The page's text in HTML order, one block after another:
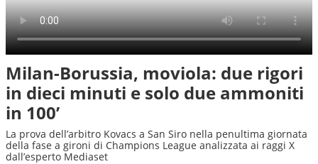
Milan-Borussia, moviola: due rigori
in dieci minuti e solo due ammoniti
in 100’
La prova dell’arbitro Kovacs a San Siro nella penultima giornata
della fase a gironi di Champions League analizzata ai raggi X
dall’esperto Mediaset